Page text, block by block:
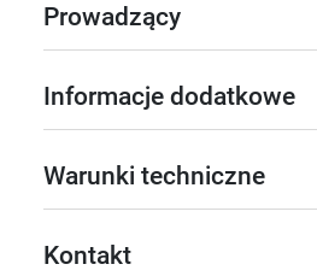
Prowadzący
Informacje dodatkowe
Warunki techniczne
Kontakt